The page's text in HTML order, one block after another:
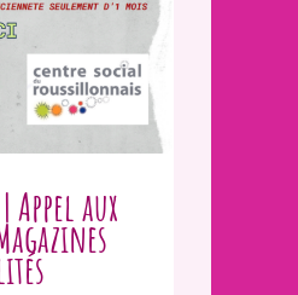
Appel aux